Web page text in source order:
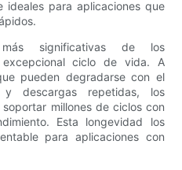
ideales para aplicaciones que
significativas de los
excepcional ciclo de vida. A
pueden degradarse con el
descargas repetidas, los
millones de ciclos con
Esta longevidad los
para aplicaciones con